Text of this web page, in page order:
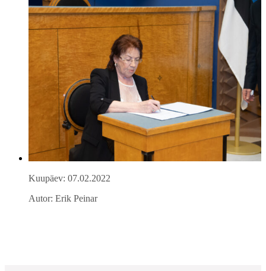
Kuupäev: 07.02.2022
Autor: Erik Peinar